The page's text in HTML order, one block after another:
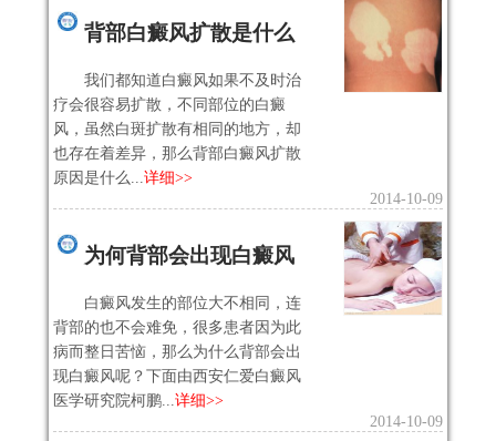
背部白癜风扩散是什么
我们都知道白癜风如果不及时治
疗会很容易扩散，不同部位的白​癜
风，虽然白斑扩散有相同的地方，却
也存在着差异，那么背部白癜风扩散
原因是什么... 详细>>
2014-10-09
为何背部会出现白癜风
白癜风发生的部位大不相同，连
背部的也不会难免，很多患者因为此
病而整日苦恼，那么为什么背部会出
现白癜风呢？下面由西安仁爱白癜风
医学研究院柯鹏... 详细>>
2014-10-09